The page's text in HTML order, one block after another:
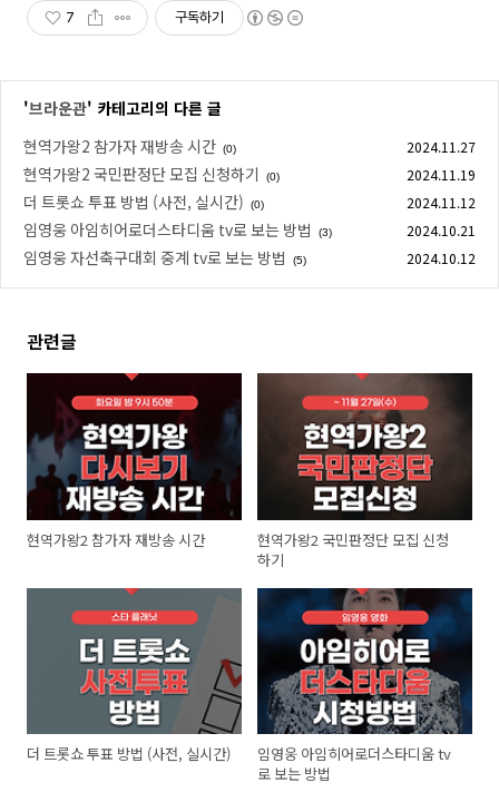
7 구독하기
'브라운관' 카테고리의 다른 글
현역가왕2 참가자 재방송 시간 (0) 2024.11.27
현역가왕2 국민판정단 모집 신청하기 (0) 2024.11.19
더 트롯쇼 투표 방법 (사전, 실시간) (0) 2024.11.12
임영웅 아임히어로더스타디움 tv로 보는 방법 (3) 2024.10.21
임영웅 자선축구대회 중계 tv로 보는 방법 (5) 2024.10.12
관련글
현역가왕2 참가자 재방송 시간
현역가왕2 국민판정단 모집 신청
하기
더 트롯쇼 투표 방법 (사전, 실시간)
임영웅 아임히어로더스타디움 tv
로 보는 방법